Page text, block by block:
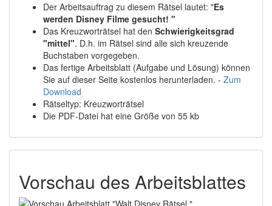
Der Arbeitsauftrag zu diesem Rätsel lautet: "Es
werden Disney Filme gesucht! "
Das Kreuzworträtsel hat den Schwierigkeitsgrad
"mittel". D.h. im Rätsel sind alle sich kreuzende
Buchstaben vorgegeben.
Das fertige Arbeitsblatt (Aufgabe und Lösung) können
Sie auf dieser Seite kostenlos herunterladen. - Zum
Download
Rätseltyp: Kreuzworträtsel
Die PDF-Datei hat eine Größe von 55 kb
Vorschau des Arbeitsblattes